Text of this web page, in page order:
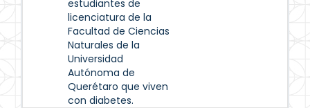
estudiantes de
licenciatura de la
Facultad de Ciencias
Naturales de la
Universidad
Autónoma de
Querétaro que viven
con diabetes.